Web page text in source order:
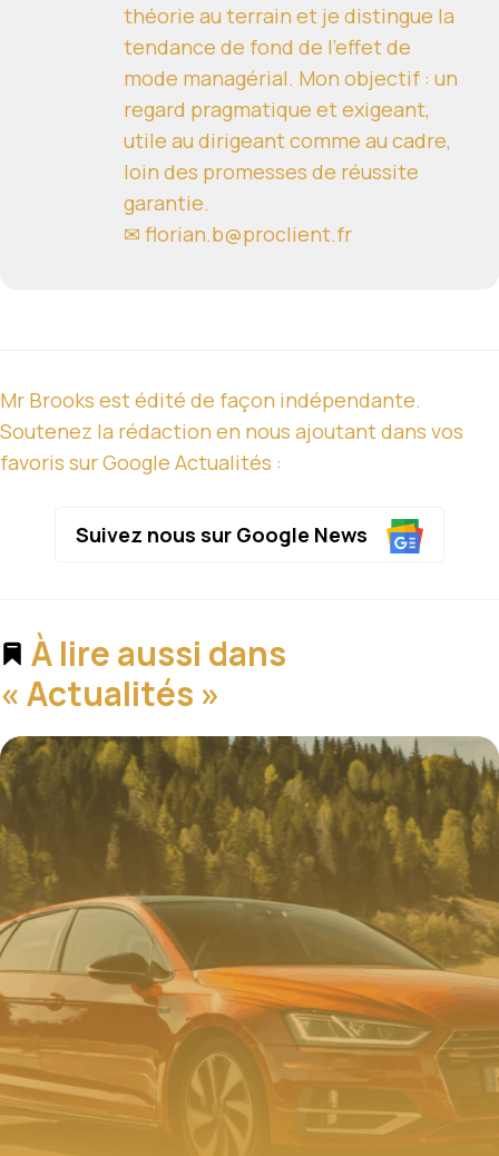
théorie au terrain et je distingue la
tendance de fond de l'effet de
mode managérial. Mon objectif : un
regard pragmatique et exigeant,
utile au dirigeant comme au cadre,
loin des promesses de réussite
garantie.
✉ florian.b@proclient.fr
Mr Brooks est édité de façon indépendante.
Soutenez la rédaction en nous ajoutant dans vos
favoris sur Google Actualités :
Suivez nous sur Google News
À lire aussi dans
« Actualités »